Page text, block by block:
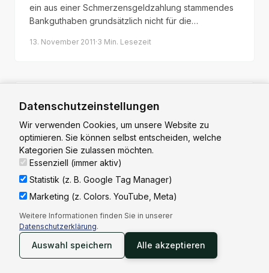
ein aus einer Schmerzensgeldzahlung stammendes
Bankguthaben grundsätzlich nicht für die
muss – Prozesskostenhilfe kann auch dann gewährt
13. November 2011·3 Min. Lesezeit
MEDIZINRECHT
Übernahmeverschulden
Übernimmt ein Arzt eine Behandlung, der er fachlich
oder technisch nicht gewachsen ist, kann ein
Übernahmeverschulden vorliegen. Das gilt auch für
nicht ausreichend qualifizierte Assistenzärzte, die
ohne Facharzt-Aufsicht tätig werden.
Datenschutzeinstellungen
Wir verwenden Cookies, um unsere Website zu
optimieren. Sie können selbst entscheiden, welche
Kategorien Sie zulassen möchten.
Essenziell (immer aktiv)
Statistik (z. B. Google Tag Manager)
Marketing (z. Colors. YouTube, Meta)
Weitere Informationen finden Sie in unserer
Datenschutzerklärung.
Auswahl speichern Alle akzeptieren